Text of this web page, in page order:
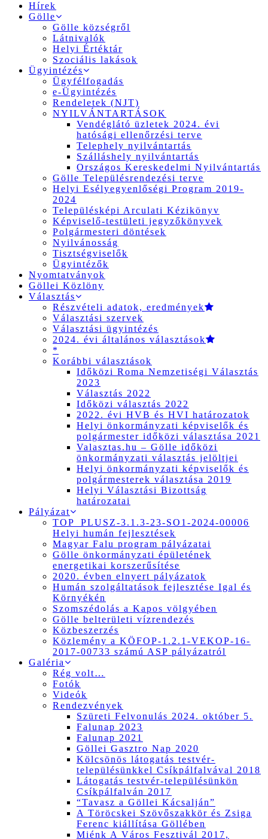
Hírek
Gölle
Gölle községről
Látnivalók
Helyi Értéktár
Szociális lakások
Ügyintézés
Ügyfélfogadás
e-Ügyintézés
Rendeletek (NJT)
NYILVÁNTARTÁSOK
Vendéglátó üzletek 2024. évi
hatósági ellenőrzési terve
Telephely nyilvántartás
Szálláshely nyilvántartás
Országos Kereskedelmi Nyilvántartás
Gölle Településrendezési terve
Helyi Esélyegyenlőségi Program 2019-
2024
Településképi Arculati Kézikönyv
Képviselő-testületi jegyzőkönyvek
Polgármesteri döntések
Nyilvánosság
Tisztségviselők
Ügyintézők
Nyomtatványok
Göllei Közlöny
Választás
Részvételi adatok, eredmények
Választási szervek
Választási ügyintézés
2024. évi általános választások
*
Korábbi választások
Időközi Roma Nemzetiségi Választás
2023
Választás 2022
Időközi választás 2022
2022. évi HVB és HVI határozatok
Helyi önkormányzati képviselők és
polgármester időközi választása 2021
Valasztas.hu – Gölle időközi
önkormányzati választás jelöltjei
Helyi önkormányzati képviselők és
polgármesterek választása 2019
Helyi Választási Bizottság
határozatai
Pályázat
TOP_PLUSZ-3.1.3-23-SO1-2024-00006
Helyi humán fejlesztések
Magyar Falu program pályázatai
Gölle önkormányzati épületének
energetikai korszerűsítése
2020. évben elnyert pályázatok
Humán szolgáltatások fejlesztése Igal és
Környékén
Szomszédolás a Kapos völgyében
Gölle belterületi vízrendezés
Közbeszerzés
Közlemény a KÖFOP-1.2.1-VEKOP-16-
2017-00733 számú ASP pályázatról
Galéria
Rég volt…
Fotók
Videók
Rendezvények
Szüreti Felvonulás 2024. október 5.
Falunap 2023
Falunap 2021
Göllei Gasztro Nap 2020
Kölcsönös látogatás testvér-
településünkkel Csíkpálfalvával 2018
Látogatás testvér-településünkön
Csíkpálfalván 2017
“Tavasz a Göllei Kácsalján”
A Töröcskei Szövőszakkör és Zsiga
Ferenc kiállítása Göllében
Miénk A Város Fesztivál 2017,